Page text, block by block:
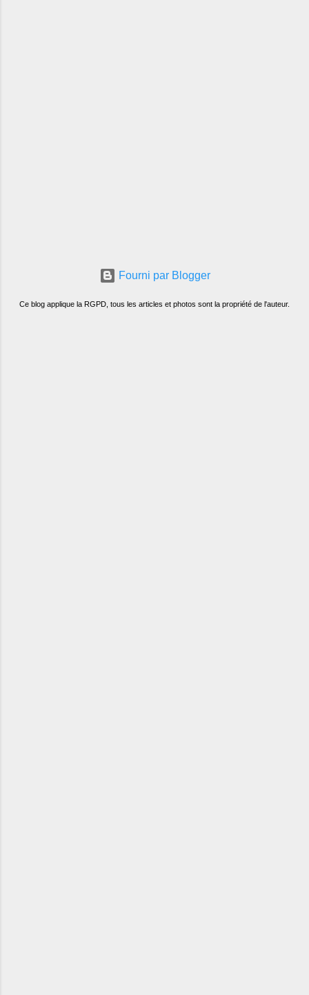
Fourni par Blogger
Ce blog applique la RGPD, tous les articles et photos sont la propriété de l'auteur.